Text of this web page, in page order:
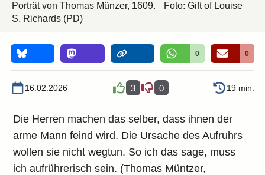
Porträt von Thomas Münzer, 1609. Foto: Gift of Louise
S. Richards (PD)
0 0
16.02.2026 3 0 19 min.
Die Herren machen das selber, dass ihnen der
arme Mann feind wird. Die Ursache des Aufruhrs
wollen sie nicht wegtun. So ich das sage, muss
ich aufrührerisch sein. (Thomas Müntzer,